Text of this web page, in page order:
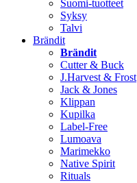
Suomi-tuotteet
Syksy
Talvi
Brändit
Brändit
Cutter & Buck
J.Harvest & Frost
Jack & Jones
Klippan
Kupilka
Label-Free
Lumoava
Marimekko
Native Spirit
Rituals